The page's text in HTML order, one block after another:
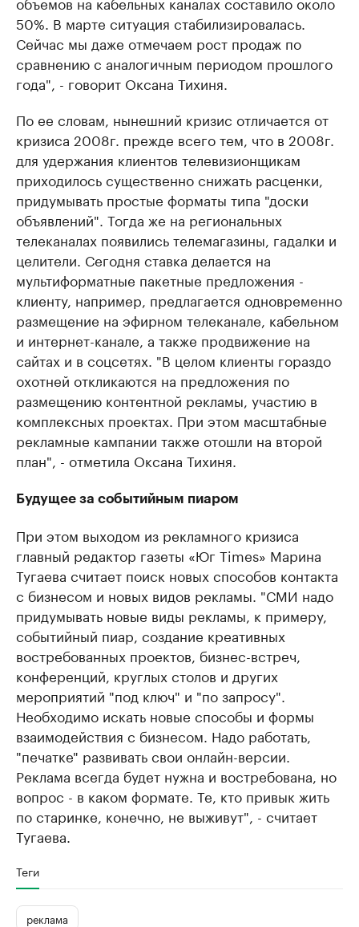
50%. В марте ситуация стабилизировалась.
Сейчас мы даже отмечаем рост продаж по
сравнению с аналогичным периодом прошлого
года", - говорит Оксана Тихиня.
По ее словам, нынешний кризис отличается от
кризиса 2008г. прежде всего тем, что в 2008г.
для удержания клиентов телевизионщикам
приходилось существенно снижать расценки,
придумывать простые форматы типа "доски
объявлений". Тогда же на региональных
телеканалах появились телемагазины, гадалки и
целители. Сегодня ставка делается на
мультиформатные пакетные предложения -
клиенту, например, предлагается одновременно
размещение на эфирном телеканале, кабельном
и интернет-канале, а также продвижение на
сайтах и в соцсетях. "В целом клиенты гораздо
охотней откликаются на предложения по
размещению контентной рекламы, участию в
комплексных проектах. При этом масштабные
рекламные кампании также отошли на второй
план", - отметила Оксана Тихиня.
Будущее за событийным пиаром
При этом выходом из рекламного кризиса
главный редактор газеты «Юг Times» Марина
Тугаева считает поиск новых способов контакта
с бизнесом и новых видов рекламы. "СМИ надо
придумывать новые виды рекламы, к примеру,
событийный пиар, создание креативных
востребованных проектов, бизнес-встреч,
конференций, круглых столов и других
мероприятий "под ключ" и "по запросу".
Необходимо искать новые способы и формы
взаимодействия с бизнесом. Надо работать,
"печатке" развивать свои онлайн-версии.
Реклама всегда будет нужна и востребована, но
вопрос - в каком формате. Те, кто привык жить
по старинке, конечно, не выживут", - считает
Тугаева.
Теги
реклама